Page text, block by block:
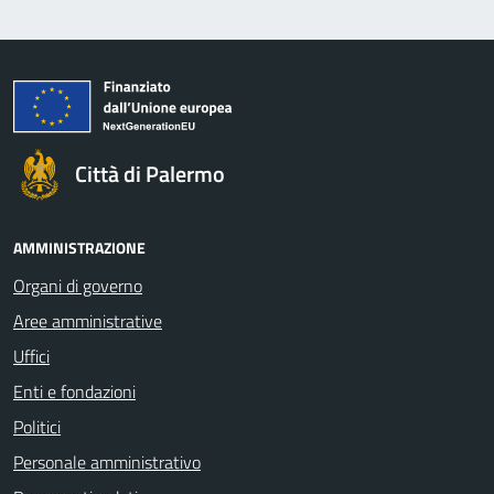
Città di Palermo
AMMINISTRAZIONE
Organi di governo
Aree amministrative
Uffici
Enti e fondazioni
Politici
Personale amministrativo